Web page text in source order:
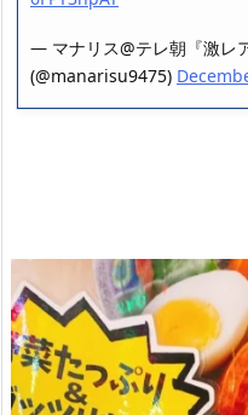
— マナリス@テレ朝『激レ
(@manarisu9475)